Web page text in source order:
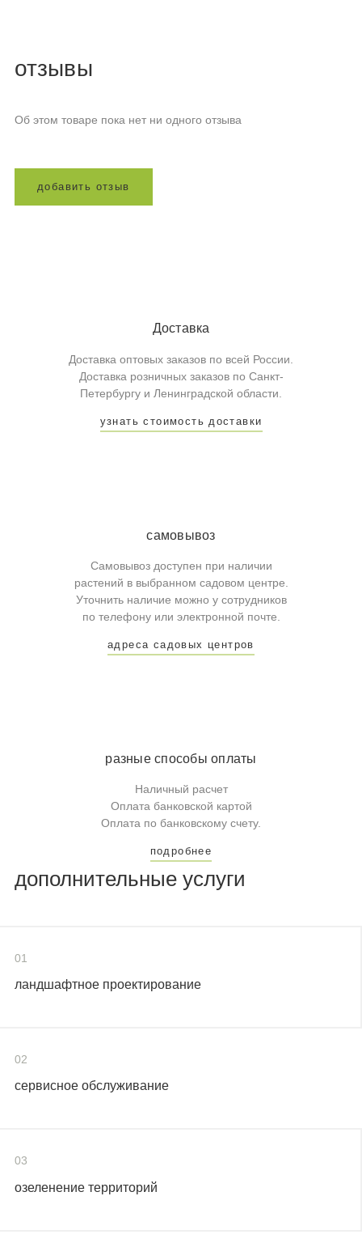
отзывы
Об этом товаре пока нет ни одного отзыва
добавит ь отз ыв
Доставка
Доставка оптовых заказов по всей России.
Доставка розничных заказов по Санкт-
Петербургу и Ленинградской области.
узнать стоимость доставки
самовывоз
Самовывоз доступен при наличии
растений в выбранном садовом центре.
Уточнить наличие можно у сотрудников
по телефону или электронной почте.
адреса садовых центров
разные способы оплаты
Наличный расчет
Оплата банковской картой
Оплата по банковскому счету.
подробнее
дополнительные услуги
01
ландшафтное проектирование
02
сервисное обслуживание
03
озеленение территорий